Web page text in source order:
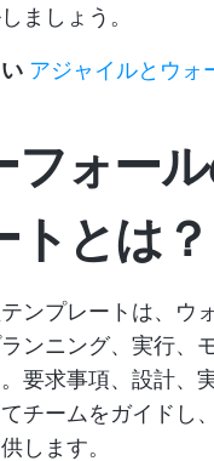
ましょう。
アジャイルとウォ
フォー
トとは？
ンプレートは、ウ
ンニング、実行、
要求事項、設計、
チームをガイドし
します。